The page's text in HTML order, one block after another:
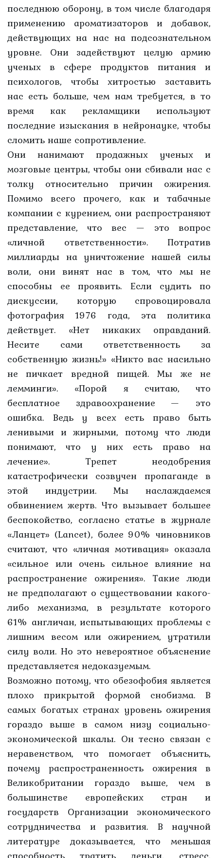
последнюю оборону, в том числе благодаря
применению ароматизаторов и добавок,
действующих на нас на подсознательном
уровне. Они задействуют целую армию
ученых в сфере продуктов питания и
психологов, чтобы хитростью заставить
нас есть больше, чем нам требуется, в то
время как рекламщики используют
последние изыскания в нейронауке, чтобы
сломить наше сопротивление.
Они нанимают продажных ученых и
мозговые центры, чтобы они сбивали нас с
толку относительно причин ожирения.
Помимо всего прочего, как и табачные
компании с курением, они распространяют
представление, что вес — это вопрос
«личной ответственности». Потратив
миллиарды на уничтожение нашей силы
воли, они винят нас в том, что мы не
способны ее проявить. Если судить по
дискуссии, которую спровоцировала
фотография 1976 года, эта политика
действует. «Нет никаких оправданий.
Несите сами ответственность за
собственную жизнь!» «Никто вас насильно
не пичкает вредной пищей. Мы же не
лемминги». «Порой я считаю, что
бесплатное здравоохранение — это
ошибка. Ведь у всех есть право быть
ленивыми и жирными, потому что люди
понимают, что у них есть право на
лечение». Трепет неодобрения
катастрофически созвучен пропаганде в
этой индустрии. Мы наслаждаемся
обвинением жертв. Что вызывает большее
беспокойство, согласно статье в журнале
«Ланцет» (Lancet), более 90% чиновников
считают, что «личная мотивация» оказала
«сильное или очень сильное влияние на
распространение ожирения». Такие люди
не предполагают о существовании какого-
либо механизма, в результате которого
61% англичан, испытывающих проблемы с
лишним весом или ожирением, утратили
силу воли. Но это невероятное объяснение
представляется недоказуемым.
Возможно потому, что обезофобия является
плохо прикрытой формой снобизма. В
самых богатых странах уровень ожирения
гораздо выше в самом низу социально-
экономической шкалы. Он тесно связан с
неравенством, что помогает объяснить,
почему распространенность ожирения в
Великобритании гораздо выше, чем в
большинстве европейских стран и
государств Организации экономического
сотрудничества и развития. В научной
литературе доказывается, что меньшая